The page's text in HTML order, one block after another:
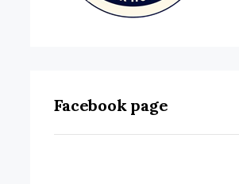
Facebook page